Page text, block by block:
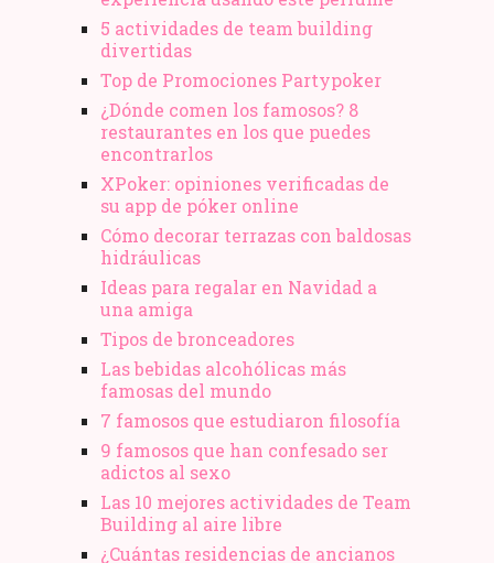
5 actividades de team building
divertidas
Top de Promociones Partypoker
¿Dónde comen los famosos? 8
restaurantes en los que puedes
encontrarlos
XPoker: opiniones verificadas de
su app de póker online
Cómo decorar terrazas con baldosas
hidráulicas
Ideas para regalar en Navidad a
una amiga
Tipos de bronceadores
Las bebidas alcohólicas más
famosas del mundo
7 famosos que estudiaron filosofía
9 famosos que han confesado ser
adictos al sexo
Las 10 mejores actividades de Team
Building al aire libre
¿Cuántas residencias de ancianos